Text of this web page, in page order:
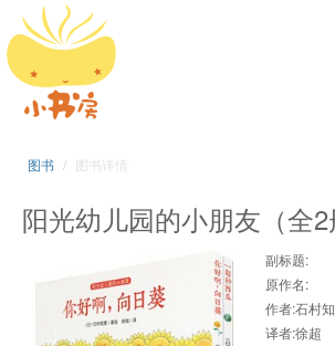
图书 图书详情
阳光幼儿园的小朋友（全2
副标题:
原作名:
作者:石村
译者:徐超